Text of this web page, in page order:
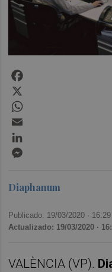
Diaphanum
Publicado: 19/03/2020 · 16:29
Actualizado: 19/03/2020 ·
VALÈNCIA (VP).